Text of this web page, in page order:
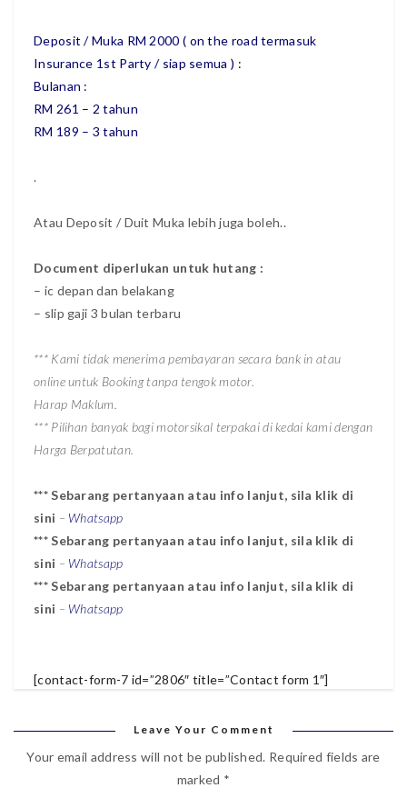
Deposit / Muka RM 2000 ( on the road termasuk
Insurance 1st Party / siap semua ) :
Bulanan :
RM 261 – 2 tahun
RM 189 – 3 tahun
.
Atau Deposit / Duit Muka lebih juga boleh..
Document diperlukan untuk hutang :
– ic depan dan belakang
– slip gaji 3 bulan terbaru
*** Kami tidak menerima pembayaran secara bank in atau
online untuk Booking tanpa tengok motor.
Harap Maklum.
*** Pilihan banyak bagi motorsikal terpakai di kedai kami dengan
Harga Berpatutan.
*** Sebarang pertanyaan atau info lanjut, sila klik di
sini – Whatsapp
***Sebarang pertanyaan atau info lanjut, sila klik di
sini – Whatsapp
***Sebarang pertanyaan atau info lanjut, sila klik di
sini – Whatsapp
[contact-form-7 id=”2806″ title=”Contact form 1″]
Leave Your Comment
Your email address will not be published. Required fields are
marked *